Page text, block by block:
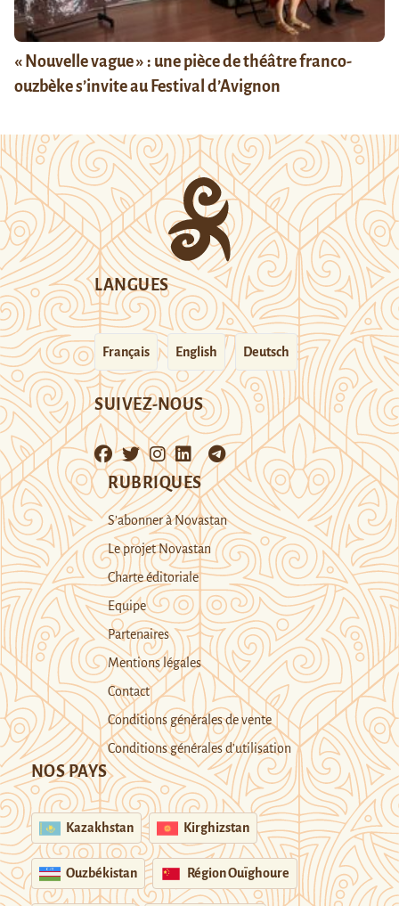
« Nouvelle vague » : une pièce de théâtre franco-
ouzbèke s’invite au Festival d’Avignon
LANGUES
Français English Deutsch
SUIVEZ-NOUS
RUBRIQUES
S’abonner à Novastan
Le projet Novastan
Charte éditoriale
Equipe
Partenaires
Mentions légales
Contact
Conditions générales de vente
Conditions générales d’utilisation
NOS PAYS
Kazakhstan Kirghizstan
Ouzbékistan Région Ouïghoure